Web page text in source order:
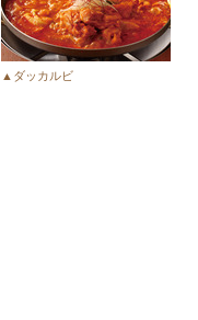
▲ダッカルビ